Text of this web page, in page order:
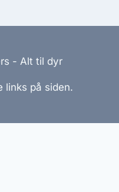
- Alt til dyr
links på siden.